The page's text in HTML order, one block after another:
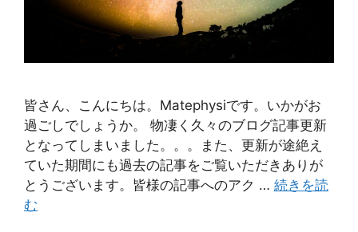
皆さん、こんにちは。Matephysiです。いかがお
過ごしでしょうか。 物凄く久々のブログ記事更新
となってしまいました。。。また、更新が途絶え
ていた期間にも過去の記事をご覧いただきありが
とうございます。皆様の記事へのアク … 続きを読
む